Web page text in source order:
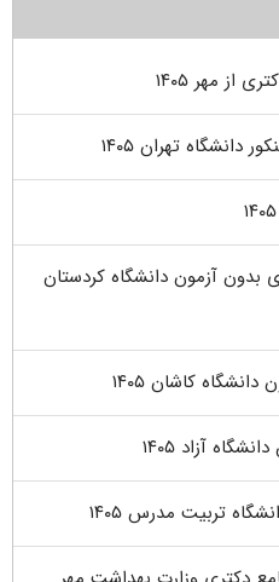
از مهر ۱۴۰۵
دانشگاه تهران ۱۴۰۵
بدون آزمون دانشگاه کردستان
کاشان ۱۴۰۵
آزاد ۱۴۰۵
تربیت مدرس ۱۴۰۵